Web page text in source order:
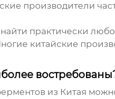
производители
практически
китайские
из Китая